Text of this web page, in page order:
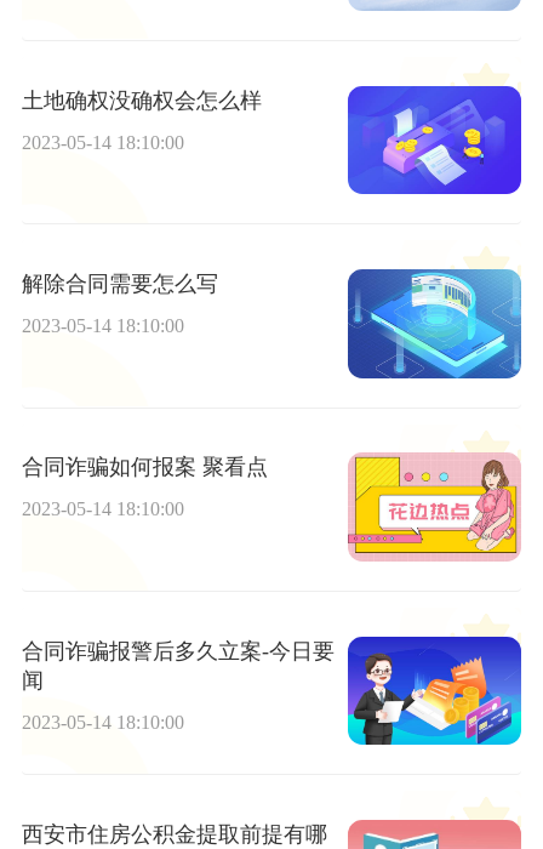
土地确权没确权会怎么样
2023-05-14 18:10:00
解除合同需要怎么写
2023-05-14 18:10:00
合同诈骗如何报案 聚看点
2023-05-14 18:10:00
合同诈骗报警后多久立案-今日要
闻
2023-05-14 18:10:00
西安市住房公积金提取前提有哪